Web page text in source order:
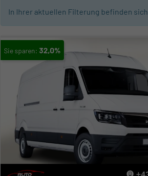
In Ihrer aktuellen Filterung befinden sich
32,0%